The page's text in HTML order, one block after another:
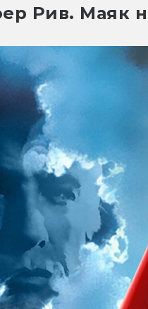
Рив. Маяк